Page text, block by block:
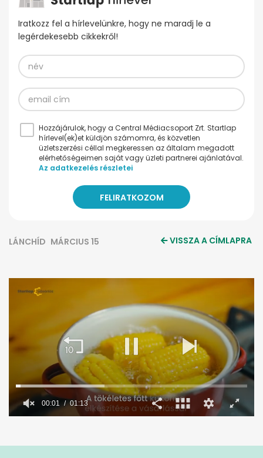
Iratkozz fel a hírlevelünkre, hogy ne maradj le a
legérdekesebb cikkekről!
Hozzájárulok, hogy a Central Médiacsoport Zrt. Startlap
hírlevel(ek)et küldjön számomra, és közvetlen
üzletszerzési céllal megkeressen az általam megadott
elérhetőségeimen saját vagy üzleti partnerei ajánlatával.
Az adatkezelés részletei
LÁNCHÍD MÁRCIUS 15 VISSZA A CÍMLAPRA
1